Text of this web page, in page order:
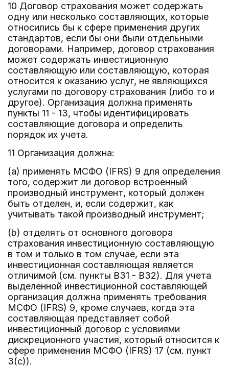
10 Договор страхования может содержать
одну или несколько составляющих, которые
относились бы к сфере применения других
стандартов, если бы они были отдельными
договорами. Например, договор страхования
может содержать инвестиционную
составляющую или составляющую, которая
относится к оказанию услуг, не являющихся
услугами по договору страхования (либо то и
другое). Организация должна применять
пункты 11 - 13, чтобы идентифицировать
составляющие договора и определить
порядок их учета.
11 Организация должна:
(a) применять МСФО (IFRS) 9 для определения
того, содержит ли договор встроенный
производный инструмент, который должен
быть отделен, и, если содержит, как
учитывать такой производный инструмент;
(b) отделять от основного договора
страхования инвестиционную составляющую
в том и только в том случае, если эта
инвестиционная составляющая является
отличимой (см. пункты B31 - B32). Для учета
выделенной инвестиционной составляющей
организация должна применять требования
МСФО (IFRS) 9, кроме случаев, когда эта
составляющая представляет собой
инвестиционный договор с условиями
дискреционного участия, который относится к
сфере применения МСФО (IFRS) 17 (см. пункт
3(c)).